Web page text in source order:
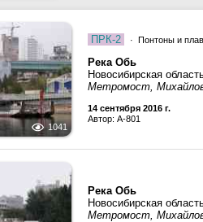
1041
ПРК-2 · Понтоны и
Река Обь
Новосибирская
Метромост,
14 сентября 2016 г.
Автор: A-801
Река Обь
Новосибирская
Метромост,